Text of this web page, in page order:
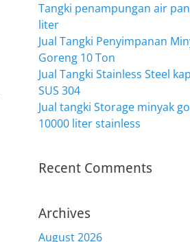
Tangki penampungan air
liter
Jual Tangki Penyimpanan
Goreng 10 Ton
Jual Tangki Stainless Steel
SUS 304
Jual tangki Storage minyak
10000 liter stainless
Recent Comments
Archives
August 2026